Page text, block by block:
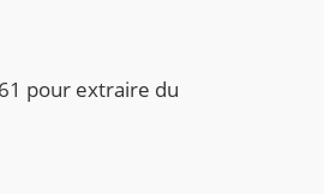
pour extraire du